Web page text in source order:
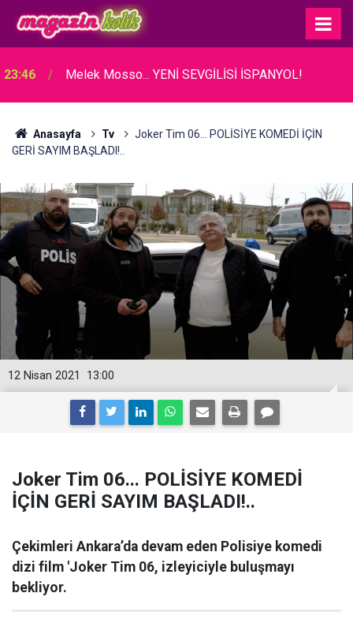
23:46 Melek Mosso... YENİ SEVGİLİSİ İSPANYOL!
Anasayfa Tv
Joker Tim 06... POLİSİYE KOMEDİ İÇİN
GERİ SAYIM BAŞLADI!..
13:00
12 Nisan 2021
Joker Tim 06... POLİSİYE KOMEDİ
İÇİN GERİ SAYIM BAŞLADI!..
Çekimleri Ankara’da devam eden Polisiye komedi
dizi film 'Joker Tim 06, izleyiciyle buluşmayı
bekliyor.